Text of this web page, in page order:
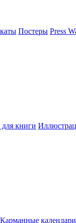
Постеры Press
книги
Карманные календари